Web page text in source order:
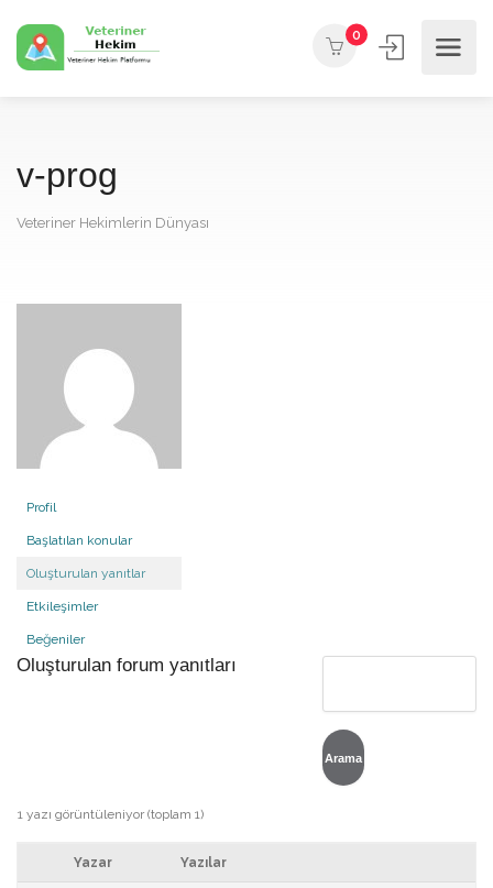
0
v-prog
Veteriner Hekimlerin Dünyası
Profil
Başlatılan konular
Oluşturulan yanıtlar
Etkileşimler
Beğeniler
Oluşturulan forum yanıtları
1 yazı görüntüleniyor (toplam 1)
Yazar Yazılar